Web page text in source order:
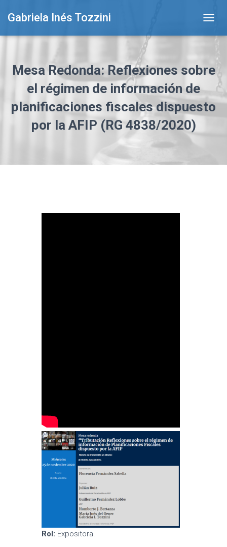
Gabriela Inés Tozzini
O
E
V
I
Mesa Redonda: Reflexiones sobre
el régimen de información de
planificaciones fiscales dispuesto
por la AFIP (RG 4838/2020)
Rol: Expositora.